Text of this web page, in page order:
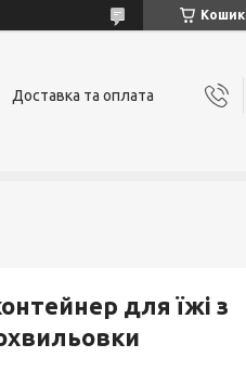
Кошик
Доставка та оплата
для їжі з